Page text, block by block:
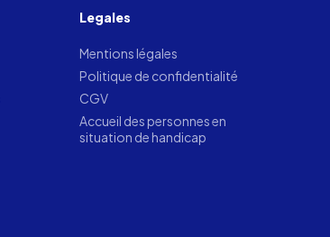
Legales
Mentions légales
Politique de confidentialité
CGV
Accueil des personnes en
situation de handicap